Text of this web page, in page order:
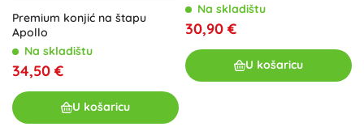
Premium konjić na štapu
Apollo
Na skladištu
34,50 €
U košaricu
Na skladištu
30,90 €
U košaricu